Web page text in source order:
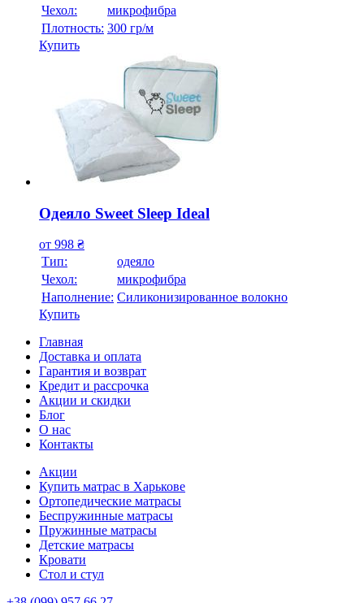
Чехол:
микрофибра
Плотность: 300 гр/м
Купить
Одеяло Sweet Sleep Ideal
от 998 ₴
Тип:
одеяло
Чехол:
микрофибра
Наполнение: Силиконизированное волокно
Купить
Главная
Доставка и оплата
Гарантия и возврат
Кредит и рассрочка
Акции и скидки
Блог
О нас
Контакты
Акции
Купить матрас в Харькове
Ортопедические матрасы
Беспружинные матрасы
Пружинные матрасы
Детские матрасы
Кровати
Стол и стул